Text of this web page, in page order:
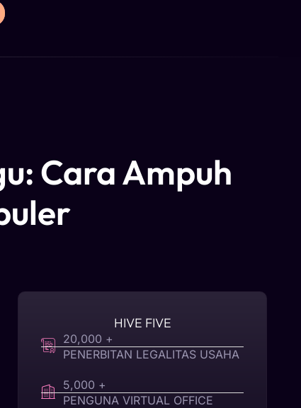
Cara Ampuh
HIVE FIVE
20,000 +
PENERBITAN LEGALITAS USAHA
5,000 +
PENGUNA VIRTUAL OFFICE